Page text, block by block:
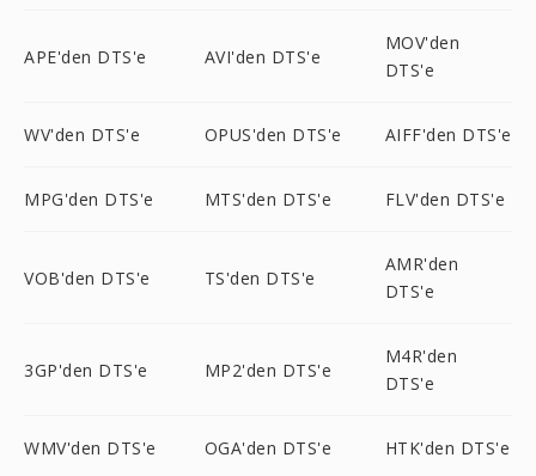
APE'den DTS'e AVI'den DTS'e
MOV'den
DTS'e
WV'den DTS'e OPUS'den DTS'e AIFF'den DTS'e
MPG'den DTS'e MTS'den DTS'e FLV'den DTS'e
VOB'den DTS'e TS'den DTS'e
AMR'den
DTS'e
3GP'den DTS'e MP2'den DTS'e
M4R'den
DTS'e
WMV'den DTS'e OGA'den DTS'e HTK'den DTS'e